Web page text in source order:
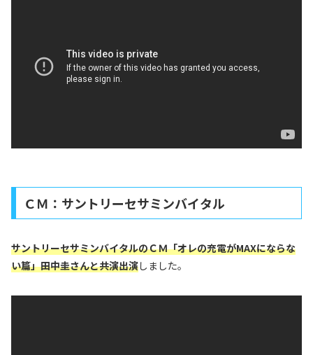
ＣＭ：サントリーセサミンバイタル
サントリーセサミンバイタルのＣＭ「オレの充電がMAXにならな
い篇」田中圭さんと共演出演しました。